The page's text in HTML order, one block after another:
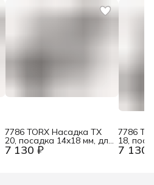
7 130 ₽
7786 TORX Насадка TX
20, посадка 14x18 мм, для
динамометрических
ключей Click-Torque X / XP
7 130
7786
18,
ключей